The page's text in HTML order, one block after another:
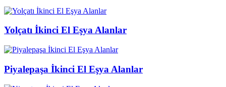
Yolçatı İkinci El Eşya Alanlar
Piyalepaşa İkinci El Eşya Alanlar